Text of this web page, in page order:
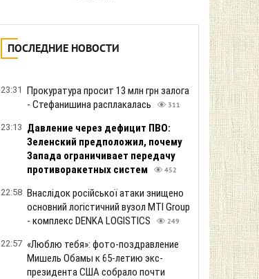
ПОСЛЕДНИЕ НОВОСТИ
23:31 Прокуратура просит 13 млн грн залога
- Стефанишина расплакалась
311
23:13 Давление через дефицит ПВО:
Зеленский предположил, почему
Запада ограничивает передачу
противоракетных систем
452
22:58 Внаслідок російської атаки знищено
основний логістичний вузол MTI Group
- комплекс DENKA LOGISTICS
249
22:57 «Люблю тебя»: фото-поздравление
Мишель Обамы к 65-летию экс-
президента США собрало почти